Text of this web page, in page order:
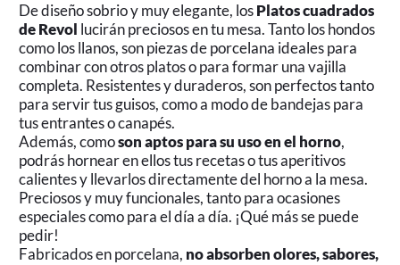
De diseño sobrio y muy elegante, losPlatos cuadrados
de Revol lucirán preciosos en tu mesa. Tanto los hondos
como los llanos, son piezas de porcelana ideales para
combinar con otros platos o para formar una vajilla
completa. Resistentes y duraderos, son perfectos tanto
para servir tus guisos, como a modo de bandejas para
tus entrantes o canapés.
Además, comoson aptos para su uso en el horno,
podrás hornear en ellos tus recetas o tus aperitivos
calientes y llevarlos directamente del horno a la mesa.
Preciosos y muy funcionales, tanto para ocasiones
especiales como para el día a día. ¡Qué más se puede
pedir!
Fabricados en porcelana, no absorben olores, sabores,